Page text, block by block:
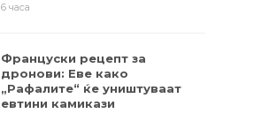
6 часа
Француски рецепт за
дронови: Еве како
„Рафалите“ ќе уништуваат
евтини камикази